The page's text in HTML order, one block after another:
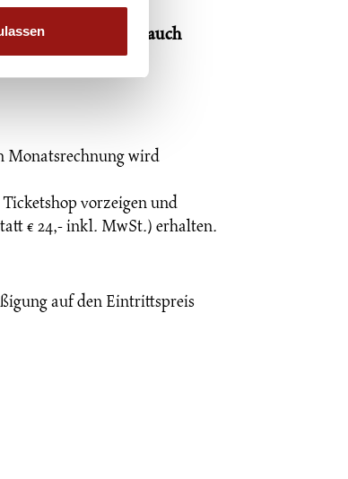
sondern reisen auch
Monatsrechnung wird
vorzeigen und
€ 24,- inkl. MwSt.) erhalten.
auf den Eintrittspreis